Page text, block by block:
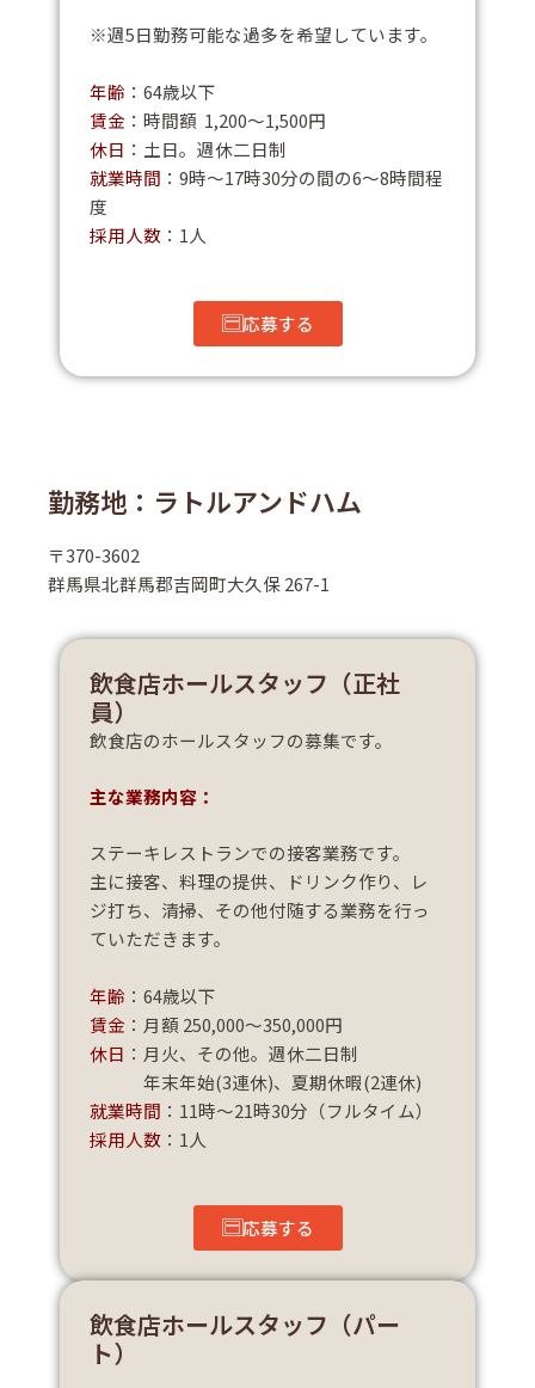
※週5日勤務可能な過多を希望しています。
年齢 ：64歳以下
賃金 ：時間額 1,200～1,500円
休日 ：土日。週休二日制
就業時間 ：9時～17時30分の間の6～8時間程
度
採用人数 ：1人
応募する
勤務地：ラトルアンドハム
〒370-3602
群馬県北群馬郡吉岡町大久保 267-1
飲食店ホールスタッフ（正社
員）
飲食店のホールスタッフの募集です。
主な業務内容：
ステーキレストランでの接客業務です。
主に接客、料理の提供、ドリンク作り、レ
ジ打ち、清掃、その他付随する業務を行っ
ていただきます。
年齢 ：64歳以下
賃金 ：月額 250,000～350,000円
休日 ：月火、その他。週休二日制
年末年始(3連休)、夏期休暇(2連休)
就業時間 ：11時～21時30分（フルタイム）
採用人数 ：1人
応募する
飲食店ホールスタッフ（パー
ト）